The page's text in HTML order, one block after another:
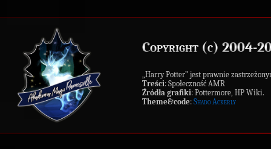
Copyright (c) 2004-
„Harry Potter” jest prawnie
Treści: Społeczność AMR
Źródła grafiki: Pottermore, HP Wiki.
Theme&code: Shado Ackerly